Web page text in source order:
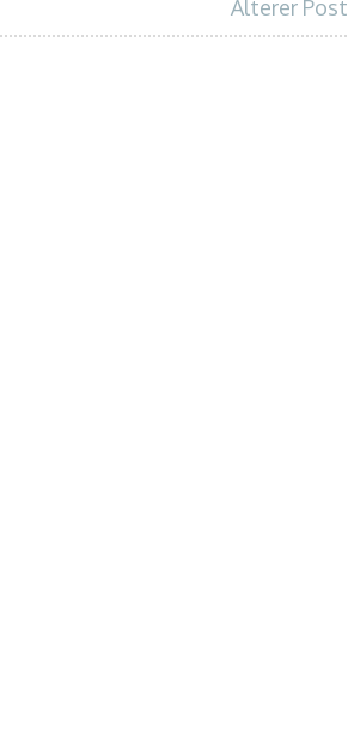
Älterer Post